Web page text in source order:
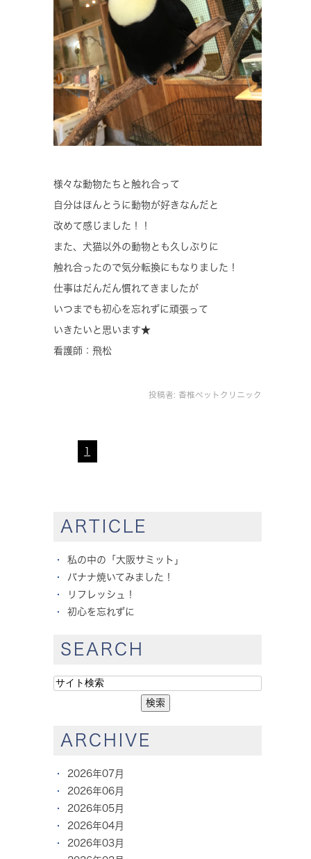
様々な動物たちと触れ合って
自分はほんとうに動物が好きなんだと
改めて感じました！！
また、犬猫以外の動物とも久しぶりに
触れ合ったので気分転換にもなりました！
仕事はだんだん慣れてきましたが
いつまでも初心を忘れずに頑張って
いきたいと思います★
看護師：飛松
投稿者: 香椎ペットクリニック
1
ARTICLE
私の中の「大阪サミット」
バナナ焼いてみました！
リフレッシュ！
初心を忘れずに
SEARCH
ARCHIVE
2026年07月
2026年06月
2026年05月
2026年04月
2026年03月